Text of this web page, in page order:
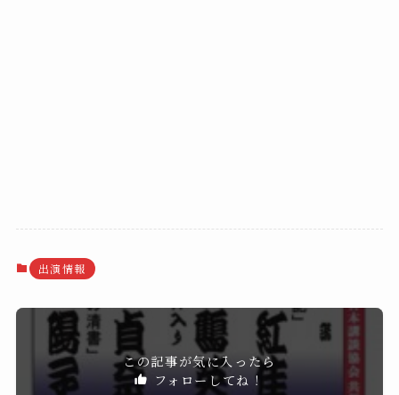
出演情報
この記事が気に入ったら
フォローしてね！